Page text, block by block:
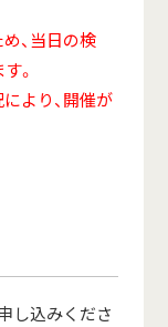
、当日の検
す。
より、開催が
し込みくださ